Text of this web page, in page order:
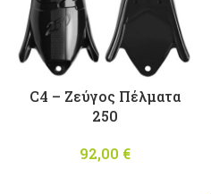
C4 – Ζεύγος Πέλματα
250
92,00 €